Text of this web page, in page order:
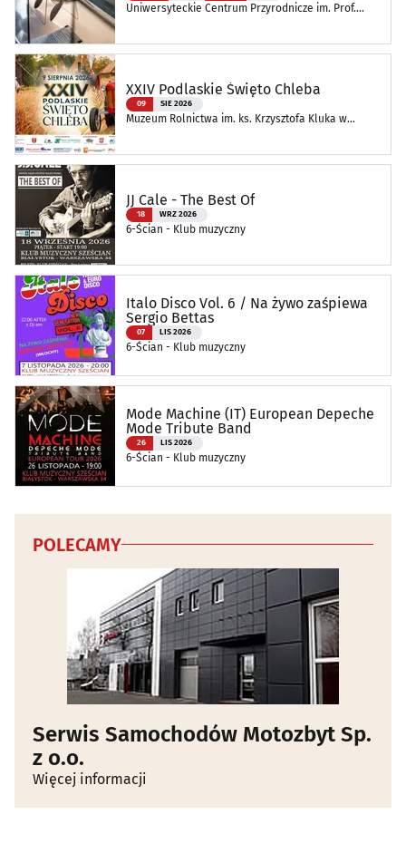
Uniwersyteckie Centrum Przyrodnicze im. Prof.
XXIV Podlaskie Święto Chleba
09 SIE 2026
Muzeum Rolnictwa im. ks. Krzysztofa Kluka w
JJ Cale - The Best Of
18 WRZ 2026
6-Ścian - Klub muzyczny
Italo Disco Vol. 6 / Na żywo zaśpiewa
Sergio Bettas
07 LIS 2026
6-Ścian - Klub muzyczny
Mode Machine (IT) European Depeche
Mode Tribute Band
26 LIS 2026
6-Ścian - Klub muzyczny
POLECAMY
Serwis Samochodów Motozbyt Sp.
z o.o.
Więcej informacji